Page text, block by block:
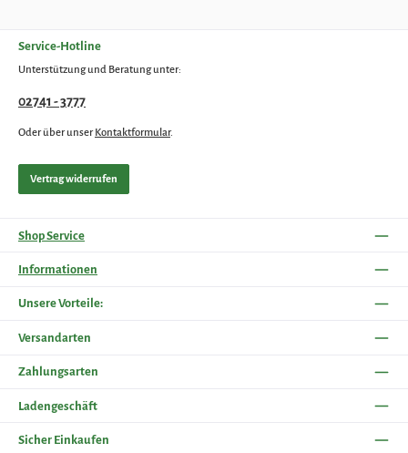
Service-Hotline
Unterstützung und Beratung unter:
02741 - 3777
Oder über unserKontaktformular.
Vertrag widerrufen
Shop Service
Informationen
Unsere Vorteile:
Versandarten
Zahlungsarten
Ladengeschäft
Sicher Einkaufen